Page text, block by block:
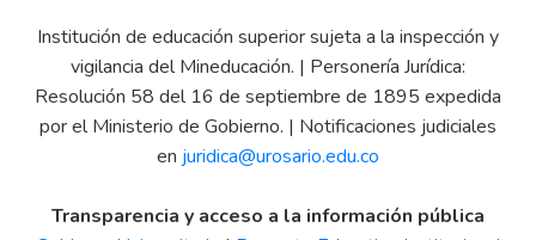
Institución de educación superior sujeta a la inspección y
vigilancia del Mineducación. | Personería Jurídica:
Resolución 58 del 16 de septiembre de 1895 expedida
por el Ministerio de Gobierno. | Notificaciones judiciales
en juridica@urosario.edu.co
Transparencia y acceso a la información pública